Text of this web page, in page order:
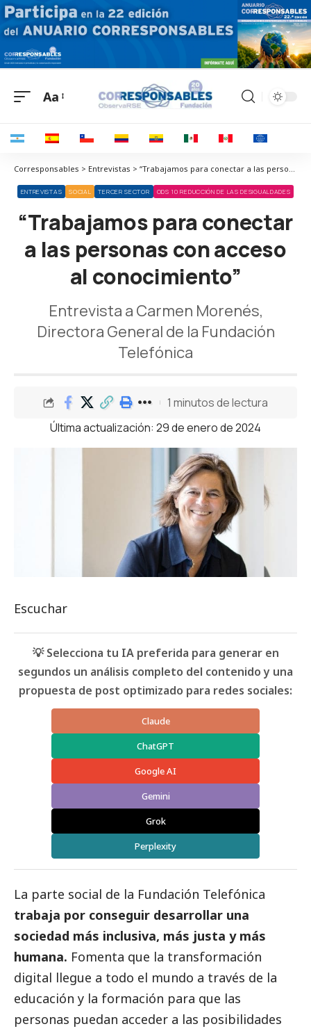
Aa
Corresponsables > Entrevistas > “Trabajamos para conectar a las personas con acceso al conocimiento”
ENTREVISTAS SOCIAL TERCER SECTOR ODS 10 REDUCCIÓN DE LAS DESIGUALDADES
“Trabajamos para conectar
a las personas con acceso
al conocimiento”
Entrevista a Carmen Morenés,
Directora General de la Fundación
Telefónica
Última actualización: 29 de enero de 2024
1 minutos de lectura
Escuchar
💡 Selecciona tu IA preferida para generar en
segundos un análisis completo del contenido y una
propuesta de post optimizado para redes sociales:
Claude
ChatGPT
Google AI
Gemini
Grok
Perplexity
La parte social de la Fundación Telefónica
trabaja por conseguir desarrollar una
sociedad más inclusiva, más justa y más
humana. Fomenta que la transformación
digital llegue a todo el mundo a través de la
educación y la formación para que las
personas puedan acceder a las posibilidades